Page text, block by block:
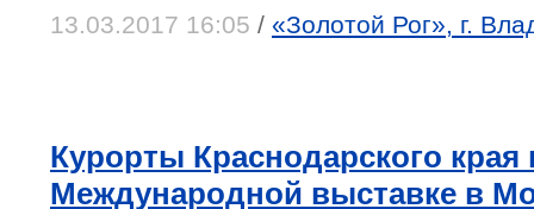
13.03.2017 16:05 / «Золотой Рог», г.
Курорты Краснодарского
Международной выставке в